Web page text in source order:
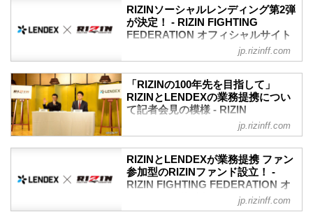
2020年 11月22日（日）12:00〜
変更後：11月23日（祝・月）20:00〜
※応募には事前の口座開設が必要です。
※投資家登録には5日程度掛かりますの...
11月13日（金）記者会見の第二部として
マスコミ向けにRIZINソーシャルレンディ
ング第3弾発表の会見が行われた。会見に
は榊原信行CEOと株式会社LENDEX（レ
ンデックス）広報の樋口佳子氏が登壇し
た。
ソーシャルレンディングとは、昨今注目
を集める「資金を必要とする事業者とお
金を運用...
9月16日（水）、RIZIN FF事務局にて
RIZINソーシャルレンディング第2弾の発
表会見が行われた。会見には榊原信行
CEOと株式会社LENDEX（レンデック
ソーシャルレンディングとは？
昨今注目を集める「資金を必要とする事
業者とお金を運用したい投資家とをマッ
チングするサービス」のこと。昨年11月
に実施されたのRIZINファンド第1弾で
は、募集が開始されると瞬く間に応募が
募り、わずか20秒で募集総額の5,000万円
に到達した。
ソーシャルレンディン...
RIZINソーシャルレンディング第2弾
が決定！ - RIZIN FIGHTING
FEDERATION オフィシャルサイト
昨年RIZINと業務提携を行った株式会社
ルレンディング第2弾のファンド募集が決
定した！
ソーシャルレンディングとは、昨今注目
を集める「資金を必要とする事業者とお
金を運用したい投資家とをマッチングす
るサービス」。昨年11月の第1弾では、募
集が開始されると瞬く間に応募が募り、
わずか20秒で募集総額の5,000万円に到達
した。
第2弾となる今回は、先日RIZIN公式
YouTubeチャンネルのLIVE配信にて発表
jp.rizinff.com
「RIZINの100年先を目指して」
RIZINとLENDEXの業務提携につい
て記者会見の模様 - RIZIN
FIGHTING FEDERATION オフィシ
ャルサイト
昨日行われた記者会見の第2部として、先
日公式サイトから発表があったRIZINと
LENDEXの業務提携についての会見が行
榊原信行CEOは「RIZINが100年生き続け
jp.rizinff.com
RIZINとLENDEXが業務提携 ファン
参加型のRIZINファンド設立！ -
RIZIN FIGHTING FEDERATION オ
jp.rizinff.com